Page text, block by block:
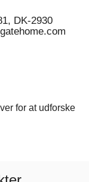
DK-2930
for at udforske